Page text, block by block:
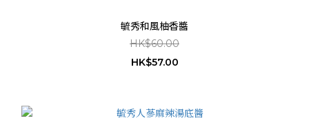
毓秀和風柚香醬
HK$60.00
HK$57.00